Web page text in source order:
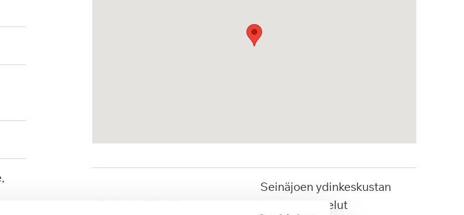
Seinäjoen ydinkeskustan
kattavat palvelut